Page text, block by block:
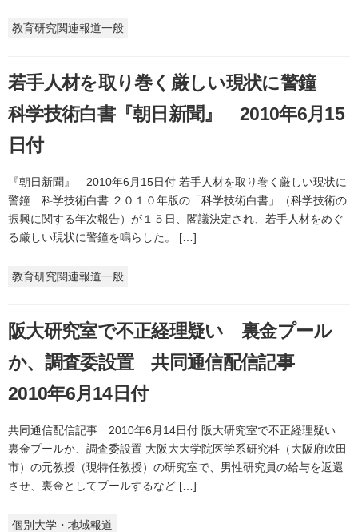
教育研究関連報道一般
若手人材を取り巻く厳しい現状に警鐘
科学技術白書『朝日新聞』 2010年6月15
日付
『朝日新聞』 2010年6月15日付 若手人材を取り巻く厳しい現状に
警鐘 科学技術白書 ２０１０年版の「科学技術白書」（科学技術の
振興に関する年次報告）が１５日、閣議決定され、若手人材をめぐ
る厳しい現状に警鐘を鳴らした。 […]
教育研究関連報道一般
阪大研究室で不正経理疑い 裏金プール
か、調査委設置 共同通信配信記事
2010年6月14日付
共同通信配信記事 2010年6月14日付 阪大研究室で不正経理疑い
裏金プールか、調査委設置 大阪大大学院医学系研究科（大阪府吹田
市）の元教授（現特任教授）の研究室で、男性研究員の給与を返還
させ、裏金としてプールするなど […]
個別大学・地域報道